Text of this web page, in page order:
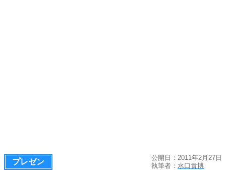
プレゼン
公開日：2011年2月27日
執筆者： 水口貴博